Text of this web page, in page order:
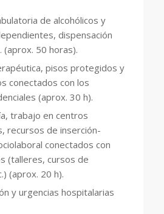
de alcohólicos y
dispensación
(aprox. 50 horas).
pisos protegidos y
conectados con los
(aprox. 30 h).
trabajo en centros
recursos de inserción-
conectados con
(talleres, cursos de
(aprox. 20 h).
y urgencias hospitalarias